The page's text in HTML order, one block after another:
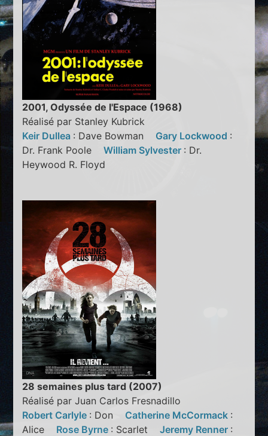
2001, Odyssée de l'Espace (1968)
Réalisé par Stanley Kubrick
Keir Dullea : Dave Bowman Gary Lockwood :
Dr. Frank PooleWilliam Sylvester : Dr.
Heywood R. Floyd
28 semaines plus tard (2007)
Réalisé par Juan Carlos Fresnadillo
Robert Carlyle : Don Catherine McCormack :
Alice Rose Byrne : ScarletJeremy Renner :